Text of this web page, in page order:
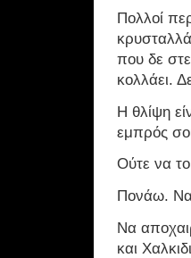
Πολλοί
που δε
κολλάει.
Η θλίψη
εμπρός
Ούτε να
Πονάω.
Να
και